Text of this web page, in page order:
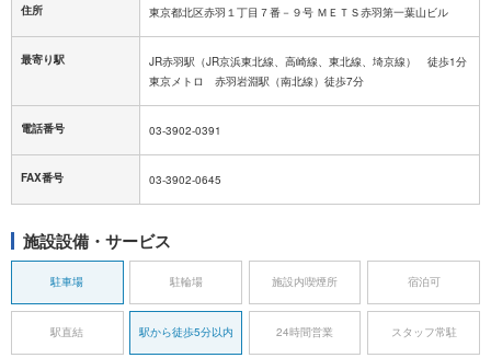
住所 東京都北区赤羽１丁目７番－９号 ＭＥＴＳ赤羽第一葉山ビル
最寄り駅
JR赤羽駅（JR京浜東北線、高崎線、東北線、埼京線） 徒歩1分
東京メトロ 赤羽岩淵駅（南北線）徒歩7分
電話番号 03-3902-0391
FAX番号 03-3902-0645
施設設備・サービス
駐車場 駐輪場 施設内喫煙所 宿泊可
駅直結 駅から徒歩5分以内 24時間営業 スタッフ常駐